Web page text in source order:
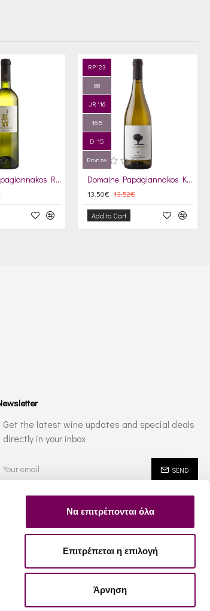
Να επιτρέπονται όλα
Επιτρέπεται η επιλογή
Άρνηση
Domaine Papagiannakos Retsina 2024
RP '23
88
JR '16
16.5
D '15
Bronze
Domaine Papagiannakos Kalogeri Malagousia 2025
13.50€ 13.52€
Add to Cart
Get the latest wine updates and special deals
directly in your inbox
SEND